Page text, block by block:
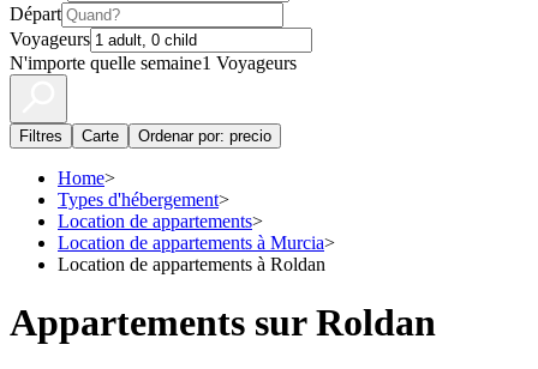
Départ
Voyageurs
N'importe quelle semaine1 Voyageurs
Filtres Carte Ordenar por: precio
Home>
Types d'hébergement>
Location de appartements>
Location de appartements à Murcia>
Location de appartements à Roldan
Appartements sur Roldan